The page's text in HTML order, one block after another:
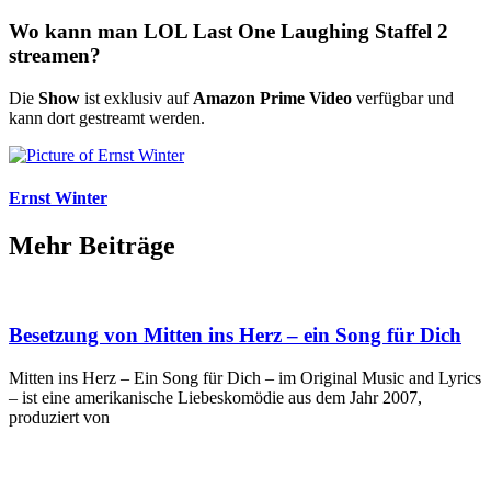
Wo kann man LOL Last One Laughing Staffel 2
streamen?
Die Show ist exklusiv auf Amazon Prime Video verfügbar und
kann dort gestreamt werden.
Ernst Winter
Mehr Beiträge
Besetzung von Mitten ins Herz – ein Song für Dich
Mitten ins Herz – Ein Song für Dich – im Original Music and Lyrics
– ist eine amerikanische Liebeskomödie aus dem Jahr 2007,
produziert von